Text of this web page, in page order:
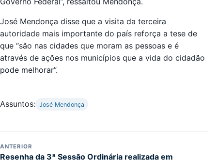
José Mendonça disse que a visita da terceira
autoridade mais importante do país reforça a tese de
que “são nas cidades que moram as pessoas e é
através de ações nos municípios que a vida do cidadão
pode melhorar”.
Assuntos: José Mendonça
ANTERIOR
Resenha da 3ª Sessão Ordinária realizada em